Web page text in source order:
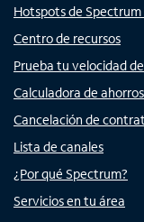
Hotspots de Spectrum
Centro de recursos
Prueba tu velocidad
Calculadora de
Cancelación de
Lista de canales
¿Por qué Spectrum?
Servicios en tu área